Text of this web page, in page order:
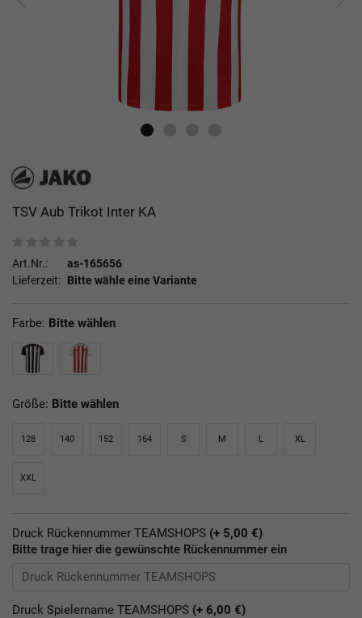
TSV Aub Trikot Inter KA
Art.Nr.:
as-165656
Lieferzeit: Bitte wähle eine Variante
Farbe: Bitte wählen
Größe: Bitte wählen
128 140 152 164 S M L XL
XXL
Druck Rückennummer TEAMSHOPS (+ 5,00 €)
Bitte trage hier die gewünschte Rückennummer ein
Druck Spielername TEAMSHOPS (+ 6,00 €)